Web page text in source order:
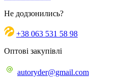
Не додзонились?
+38 063 531 58 98
Оптові закупівлі
autoryder@gmail.com